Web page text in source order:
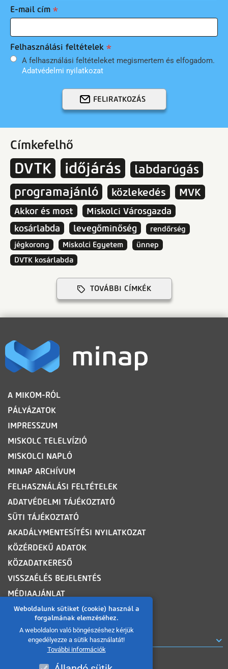
Weboldalunk sütiket (cookie) használ a
forgalmának elemzéséhez.
A weboldalon való böngészéshez kérjük
engedélyezze a sütik használatát!
További információk
E-mail cím
Felhasználási feltételek
A felhasználási feltételeket megismertem és elfogadom.
Adatvédelmi nyilatkozat
FELIRATKOZÁS
Címkefelhő
DVTK időjárás
labdarúgás
programajánló
közlekedés MVK
Akkor és most
Miskolci Városgazda
kosárlabda
levegőminőség
rendőrség
jégkorong
Miskolci Egyetem
ünnep
DVTK kosárlabda
TOVÁBBI CÍMKÉK
LÁBLÉC
A MIKOM-RÓL
PÁLYÁZATOK
IMPRESSZUM
MISKOLC TELELVÍZIÓ
MISKOLCI NAPLÓ
MINAP ARCHÍVUM
FELHASZNÁLÁSI FELTÉTELEK
ADATVÉDELMI TÁJÉKOZTATÓ
SÜTI TÁJÉKOZTATÓ
AKADÁLYMENTESÍTÉSI NYILATKOZAT
KÖZÉRDEKŰ ADATOK
KÖZADATKERESŐ
VISSZAÉLÉS BEJELENTÉS
MÉDIAAJÁNLAT
OLDALTÉRKÉP
ROVATOK